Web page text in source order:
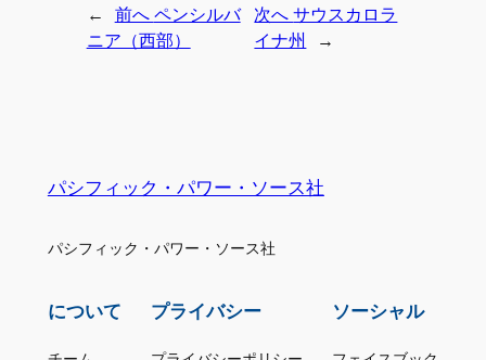
← 前へ ペンシルバ
ニア（西部）
次へサウスカロラ
イナ州
→
パシフィック・パワー・ソース社
パシフィック・パワー・ソース社
について プライバシー ソーシャル